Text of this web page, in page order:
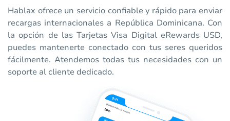
Hablax ofrece un servicio confiable y rápido para enviar
recargas internacionales a República Dominicana. Con
la opción de las Tarjetas Visa Digital eRewards USD,
puedes mantenerte conectado con tus seres queridos
fácilmente. Atendemos todas tus necesidades con un
soporte al cliente dedicado.